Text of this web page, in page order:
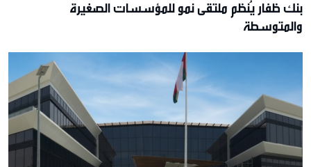
بنك ظفار يُنظم ملتقى نمو للمؤسسات الصغيرة
والمتوسطة